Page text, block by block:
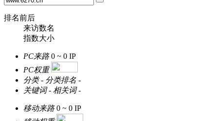
排名前后
来访数名
指数大小
PC来路 0 ~ 0 IP
PC权重
分类 - 分类排名 -
关键词 - 相关词 -
移动来路 0 ~ 0 IP